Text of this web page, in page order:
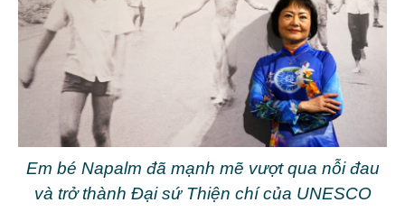
Em bé Napalm đã mạnh mẽ vượt qua nỗi đau
và trở thành Đại sứ Thiện chí của UNESCO